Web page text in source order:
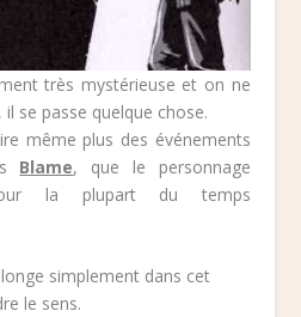
très mystérieuse et on ne
se passe quelque chose.
même plus des événements
Blame, que le personnage
la plupart du temps
simplement dans cet
le sens.